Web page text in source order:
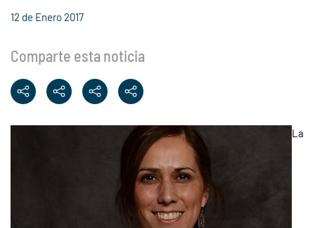
12 de Enero 2017
Comparte esta noticia
La